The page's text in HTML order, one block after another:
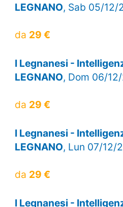
LEGNANO, Sab 05/12/
da 29 €
I Legnanesi -
LEGNANO, Dom 06/
da 29 €
I Legnanesi -
LEGNANO, Lun 07/12/
da 29 €
I Legnanesi -